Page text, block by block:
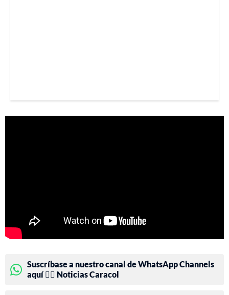
Suscríbase a nuestro canal de WhatsApp Channels
aquí 👉🏻 Noticias Caracol